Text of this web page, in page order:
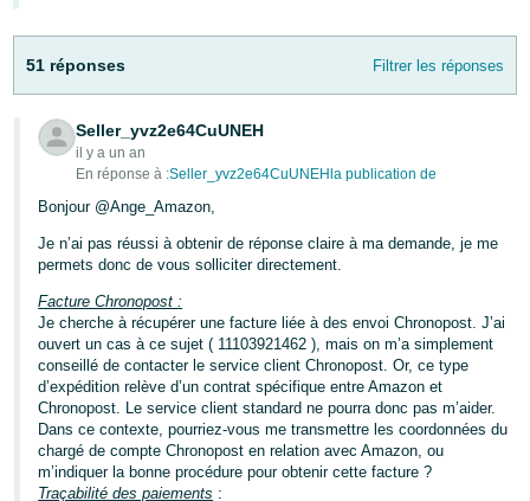
Français
Italiano
- IT
日
本
語
JP
한
국
어
-
KR
Español
Login
S'inscrire
51 réponses Filtrer les réponses
Seller_yvz2e64CuUNEH
il y a un an
En réponse à :Seller_yvz2e64CuUNEHla publication de
Bonjour @Ange_Amazon,
Je n’ai pas réussi à obtenir de réponse claire à ma demande, je me
permets donc de vous solliciter directement.
Facture Chronopost :
Je cherche à récupérer une facture liée à des envoi Chronopost. J’ai
ouvert un cas à ce sujet ( 11103921462 ), mais on m’a simplement
conseillé de contacter le service client Chronopost. Or, ce type
d’expédition relève d’un contrat spécifique entre Amazon et
Chronopost. Le service client standard ne pourra donc pas m’aider.
Dans ce contexte, pourriez-vous me transmettre les coordonnées du
chargé de compte Chronopost en relation avec Amazon, ou
m’indiquer la bonne procédure pour obtenir cette facture ?
Traçabilité des paiements :